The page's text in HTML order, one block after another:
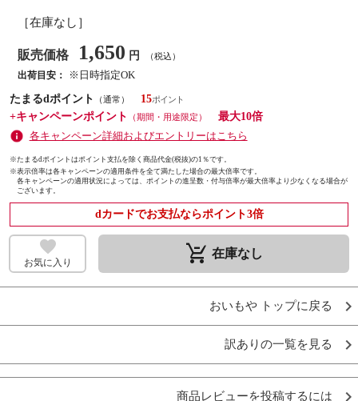
［在庫なし］
販売価格 1,650 円 （税込）
出荷目安：
※日時指定OK
たまるdポイント
（通常）
15
+キャンペーンポイント
（期間・用途限定）
最大10倍
各キャンペーン詳細およびエントリーはこちら
※たまるdポイントはポイント支払を除く商品代金(税抜)の1％です。
※表示倍率は各キャンペーンの適用条件を全て満たした場合の最大倍率です。
各キャンペーンの適用状況によっては、ポイントの進呈数・付与倍率が最大倍率より少なくなる場合が
ございます。
dカードでお支払ならポイント3倍
お気に入り remove_shopping_cart 在庫なし
おいもや トップに戻る
訳ありの一覧を見る
商品レビューを投稿するには